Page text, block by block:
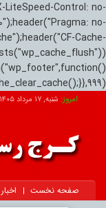
LiteSpeed-Control: no-
no-
Cache-
امروز: شنبه, ۱۷ مرداد ۱۴۰۵ / بعد از ظهر /
صفحه نخست